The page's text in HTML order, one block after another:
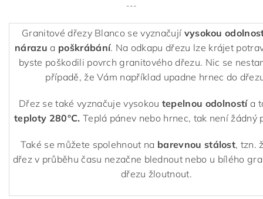
---
Granitové dřezy Blanco se vyznačují vysokou
nárazu a poškrábání. Na odkapu dřezu lze krájet
byste poškodili povrch granitového dřezu. Nic se
případě, že Vám například upadne hrnec do
Dřez se také vyznačuje vysokou tepelnou odolnostía
teploty 280°C. Teplá pánev nebo hrnec, tak není žádný
Také se můžete spolehnout na barevnou stálost, tzn.
dřez v průběhu času nezačne blednout nebo u bílého
dřezu žloutnout.